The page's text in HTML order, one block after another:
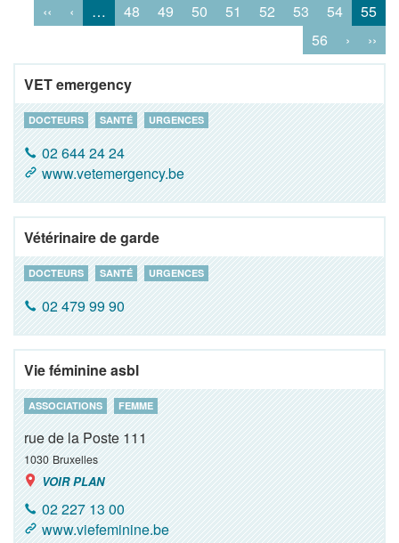
‹‹
‹ … 48 49 50 51 52 53 54
55
56
› ››
VET emergency
DOCTEURS SANTÉ URGENCES
02 644 24 24
www.vetemergency.be
Vétérinaire de garde
DOCTEURS SANTÉ URGENCES
02 479 99 90
Vie féminine asbl
ASSOCIATIONS FEMME
rue de la Poste 111
1030 Bruxelles
VOIR PLAN
02 227 13 00
www.viefeminine.be